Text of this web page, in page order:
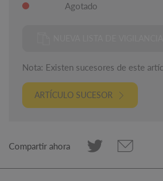
Agotado
Nota: Existen sucesores de este
ARTÍCULO SUCESOR
Compartir ahora